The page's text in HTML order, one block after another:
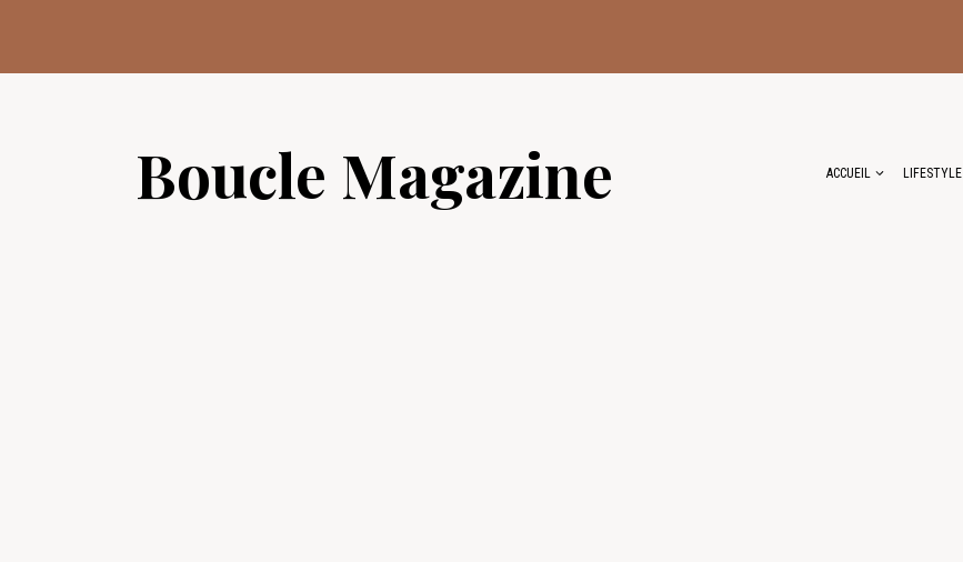
contenu
Boucle Magazine ACCUEIL LIFESTYLE